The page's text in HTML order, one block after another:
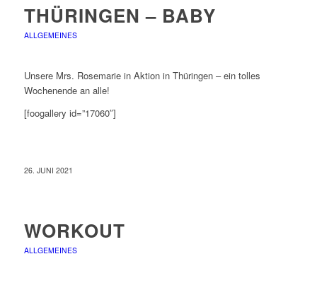
THÜRINGEN – BABY
ALLGEMEINES
Unsere Mrs. Rosemarie in Aktion in Thüringen – ein tolles
Wochenende an alle!
[foogallery id=”17060″]
26. JUNI 2021
WORKOUT
ALLGEMEINES